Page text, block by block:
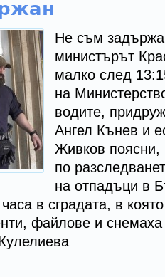
Не съм
министърът
малко след
на
водите,
Ангел Кънев и
Живков поясни,
по
на отпадъци в
в сградата, в
файлове и